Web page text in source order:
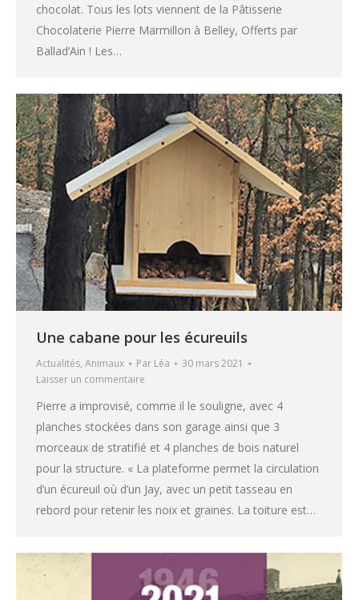
chocolat. Tous les lots viennent de la Pâtisserie
Chocolaterie Pierre Marmillon à Belley, Offerts par
Ballad’Ain ! Les…
Une cabane pour les écureuils
Actualités, Animaux Par Léa
30 mars 2021
Laisser un commentaire
Pierre a improvisé, comme il le souligne, avec 4
planches stockées dans son garage ainsi que 3
morceaux de stratifié et 4 planches de bois naturel
pour la structure. « La plateforme permet la circulation
d’un écureuil où d’un Jay, avec un petit tasseau en
rebord pour retenir les noix et graines. La toiture est…